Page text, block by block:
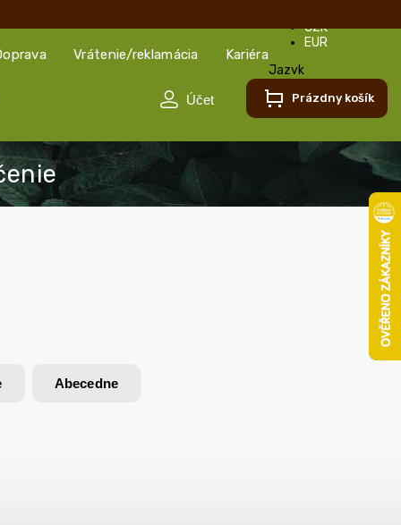
Vrátenie/reklamácia Kariéra
CZK
EUR
Jazyk
Slovenčina
Prázdny košík
Abecedne